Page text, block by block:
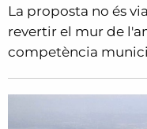
La proposta no és
revertir el mur de
competència